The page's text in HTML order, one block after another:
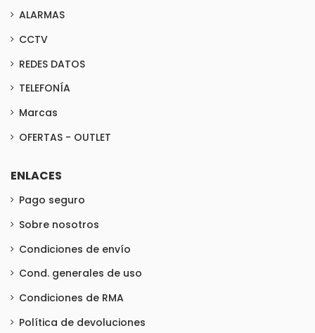
ALARMAS
CCTV
REDES DATOS
TELEFONÍA
Marcas
OFERTAS - OUTLET
ENLACES
Pago seguro
Sobre nosotros
Condiciones de envío
Cond. generales de uso
Condiciones de RMA
Política de devoluciones